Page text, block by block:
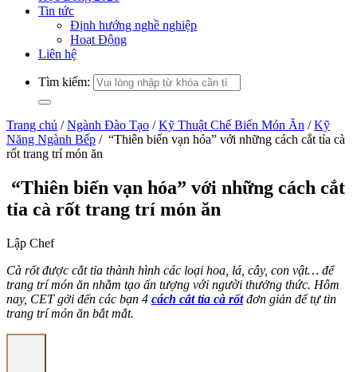
Tin tức
Định hướng nghề nghiệp
Hoạt Động
Liên hệ
Tìm kiếm:
Trang chủ / Ngành Đào Tạo / Kỹ Thuật Chế Biến Món Ăn / Kỹ
Năng Ngành Bếp / “Thiên biến vạn hóa” với những cách cắt tỉa cà
rốt trang trí món ăn
“Thiên biến vạn hóa” với những cách cắt
tỉa cà rốt trang trí món ăn
Lập Chef
Cà rốt được cắt tỉa thành hình các loại hoa, lá, cây, con vật… để
trang trí món ăn nhằm tạo ấn tượng với người thưởng thức. Hôm
nay, CET gởi đến các bạn 4 cách cắt tỉa cà rốtđơn giản để tự tin
trang trí món ăn bắt mắt.